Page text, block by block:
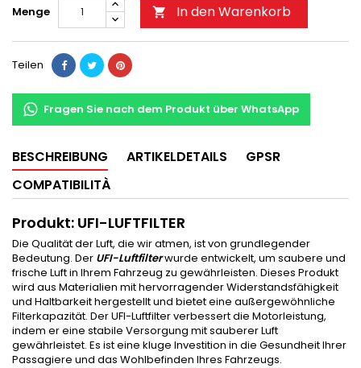
Menge
 In den Warenkorb
Teilen
Fragen Sie nach dem Produkt über WhatsApp
BESCHREIBUNG ARTIKELDETAILS
GPSR
COMPATIBILITÀ
Produkt: UFI-LUFTFILTER
Die Qualität der Luft, die wir atmen, ist von grundlegender
Bedeutung. Der UFI-Luftfilterwurde entwickelt, um saubere und
frische Luft in Ihrem Fahrzeug zu gewährleisten. Dieses Produkt
wird aus Materialien mit hervorragender Widerstandsfähigkeit
und Haltbarkeit hergestellt und bietet eine außergewöhnliche
Filterkapazität. Der UFI-Luftfilter verbessert die Motorleistung,
indem er eine stabile Versorgung mit sauberer Luft
gewährleistet. Es ist eine kluge Investition in die Gesundheit Ihrer
Passagiere und das Wohlbefinden Ihres Fahrzeugs.